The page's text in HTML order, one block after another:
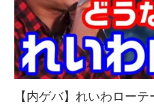
【内ゲバ】れいわロー